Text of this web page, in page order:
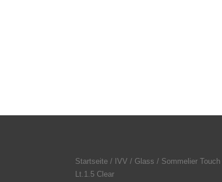
Startseite / IVV / Glass / Sommelier Touch
Lt.1.5 Clear